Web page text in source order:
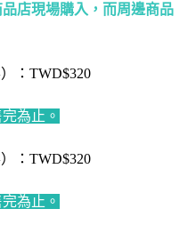
店現場購入，而周邊商品
：TWD$320
為止。
：TWD$320
為止。